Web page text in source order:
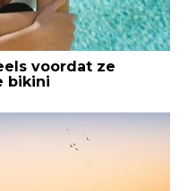
voordat ze
bikini